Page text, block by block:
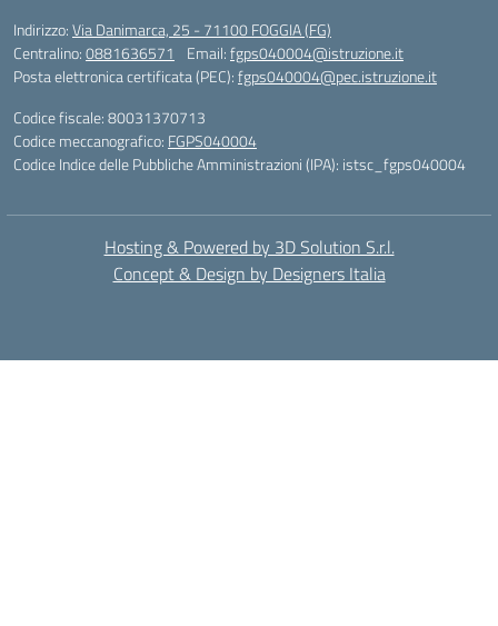
Indirizzo:Via Danimarca, 25 - 71100 FOGGIA (FG)
Centralino:0881636571 Email:fgps040004@istruzione.it
Posta elettronica certificata (PEC):fgps040004@pec.istruzione.it
Codice fiscale: 80031370713
Codice meccanografico: FGPS040004
Codice Indice delle Pubbliche Amministrazioni (IPA): istsc_fgps040004
Hosting & Powered by 3D Solution S.r.l.
Concept & Design by Designers Italia